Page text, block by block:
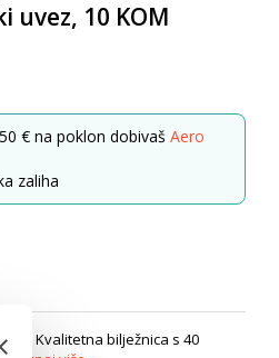
uvez, 10 KOM
€ na poklon dobivaš Aero
zaliha
Kvalitetna bilježnica s 40